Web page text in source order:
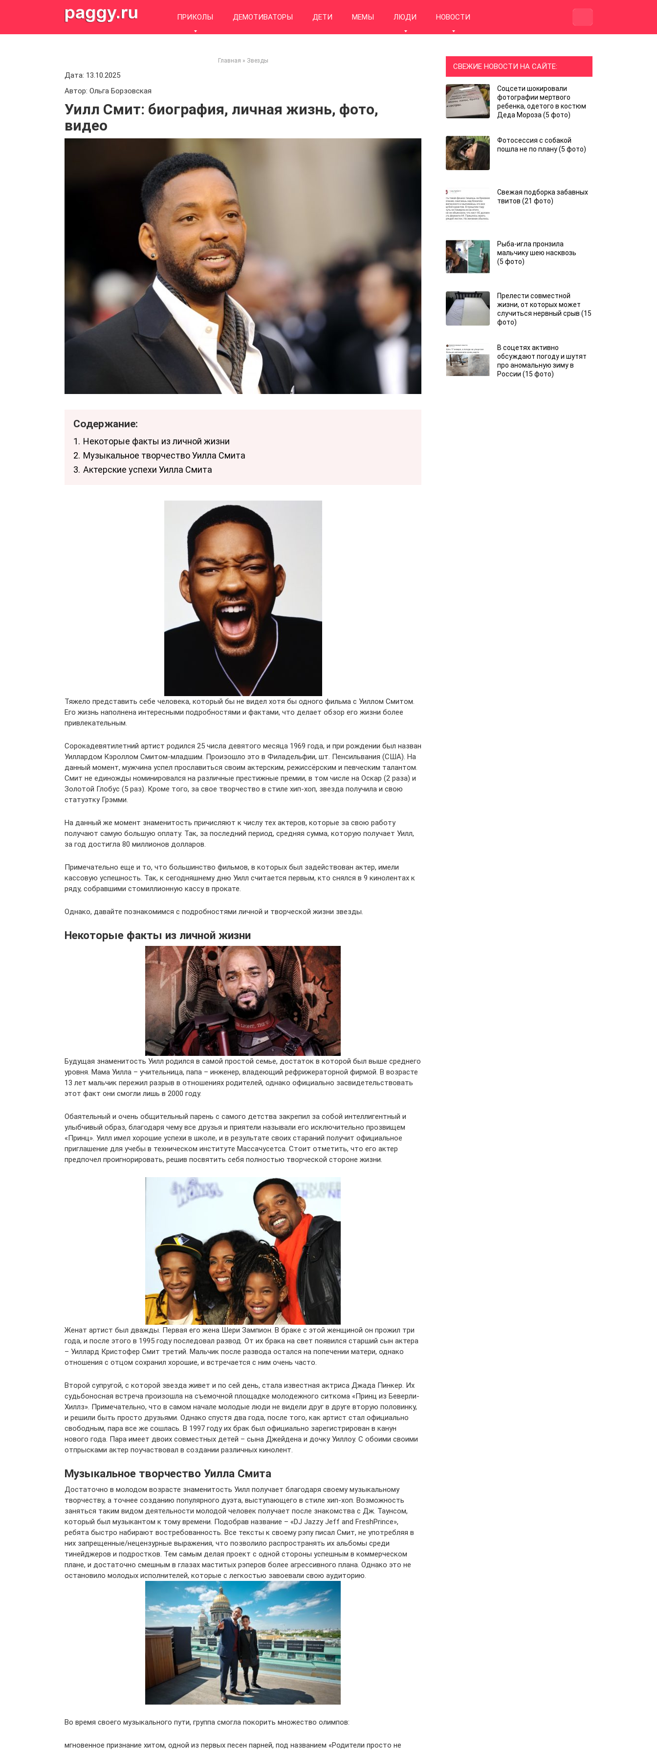
ПРИКОЛЫ ДЕМОТИВАТОРЫ ДЕТИ МЕМЫ ЛЮДИ НОВОСТИ
Главная » Звезды
Дата: 13.10.2025
Автор: Ольга Борзовская
Уилл Смит: биография, личная жизнь, фото,
видео
Содержание:
1. Некоторые факты из личной жизни
2. Музыкальное творчество Уилла Смита
3. Актерские успехи Уилла Смита
Тяжело представить себе человека, который бы не видел хотя бы одного фильма с Уиллом Смитом.
Его жизнь наполнена интересными подробностями и фактами, что делает обзор его жизни более
привлекательным.
Сорокадевятилетний артист родился 25 числа девятого месяца 1969 года, и при рождении был назван
Уиллардом Кэроллом Смитом-младшим. Произошло это в Филадельфии, шт. Пенсильвания (США). На
данный момент, мужчина успел прославиться своим актерским, режиссёрским и певческим талантом.
Смит не единожды номинировался на различные престижные премии, в том числе на Оскар (2 раза) и
Золотой Глобус (5 раз). Кроме того, за свое творчество в стиле хип-хоп, звезда получила и свою
статуэтку Грэмми.
На данный же момент знаменитость причисляют к числу тех актеров, которые за свою работу
получают самую большую оплату. Так, за последний период, средняя сумма, которую получает Уилл,
за год достигла 80 миллионов долларов.
Примечательно еще и то, что большинство фильмов, в которых был задействован актер, имели
кассовую успешность. Так, к сегодняшнему дню Уилл считается первым, кто снялся в 9 кинолентах к
ряду, собравшими стомиллионную кассу в прокате.
Однако, давайте познакомимся с подробностями личной и творческой жизни звезды.
Некоторые факты из личной жизни
Будущая знаменитость Уилл родился в самой простой семье, достаток в которой был выше среднего
уровня. Мама Уилла – учительница, папа – инженер, владеющий рефрижераторной фирмой. В возрасте
13 лет мальчик пережил разрыв в отношениях родителей, однако официально засвидетельствовать
этот факт они смогли лишь в 2000 году.
Обаятельный и очень общительный парень с самого детства закрепил за собой интеллигентный и
улыбчивый образ, благодаря чему все друзья и приятели называли его исключительно прозвищем
«Принц». Уилл имел хорошие успехи в школе, и в результате своих стараний получит официальное
приглашение для учебы в техническом институте Массачусетса. Стоит отметить, что его актер
предпочел проигнорировать, решив посвятить себя полностью творческой стороне жизни.
Женат артист был дважды. Первая его жена Шери Зампион. В браке с этой женщиной он прожил три
года, и после этого в 1995 году последовал развод. От их брака на свет появился старший сын актера
– Уиллард Кристофер Смит третий. Мальчик после развода остался на попечении матери, однако
отношения с отцом сохранил хорошие, и встречается с ним очень часто.
Второй супругой, с которой звезда живет и по сей день, стала известная актриса Джада Пинкер. Их
судьбоносная встреча произошла на съемочной площадке молодежного ситкома «Принц из Беверли-
Хиллз». Примечательно, что в самом начале молодые люди не видели друг в друге вторую половинку,
и решили быть просто друзьями. Однако спустя два года, после того, как артист стал официально
свободным, пара все же сошлась. В 1997 году их брак был официально зарегистрирован в канун
нового года. Пара имеет двоих совместных детей – сына Джейдена и дочку Уиллоу. С обоими своими
отпрысками актер поучаствовал в создании различных кинолент.
Музыкальное творчество Уилла Смита
Достаточно в молодом возрасте знаменитость Уилл получает благодаря своему музыкальному
творчеству, а точнее созданию популярного дуэта, выступающего в стиле хип-хоп. Возможность
заняться таким видом деятельности молодой человек получает после знакомства с Дж. Таунсом,
который был музыкантом к тому времени. Подобрав название – «DJ Jazzy Jeff and FreshPrince»,
ребята быстро набирают востребованность. Все тексты к своему рэпу писал Смит, не употребляя в
них запрещенные/нецензурные выражения, что позволило распространять их альбомы среди
тинейджеров и подростков. Тем самым делая проект с одной стороны успешным в коммерческом
плане, и достаточно смешным в глазах маститых рэперов более агрессивного плана. Однако это не
остановило молодых исполнителей, которые с легкостью завоевали свою аудиторию.
Во время своего музыкального пути, группа смогла покорить множество олимпов:
мгновенное признание хитом, одной из первых песен парней, под названием «Родители просто не
СВЕЖИЕ НОВОСТИ НА САЙТЕ:
Соцсети шокировали
фотографии мертвого
ребенка, одетого в костюм
Деда Мороза (5 фото)
Фотосессия с собакой
пошла не по плану (5 фото)
Свежая подборка забавных
твитов (21 фото)
Рыба-игла пронзила
мальчику шею насквозь
(5 фото)
Прелести совместной
жизни, от которых может
случиться нервный срыв (15
фото)
В соцетях активно
обсуждают погоду и шутят
про аномальную зиму в
России (15 фото)